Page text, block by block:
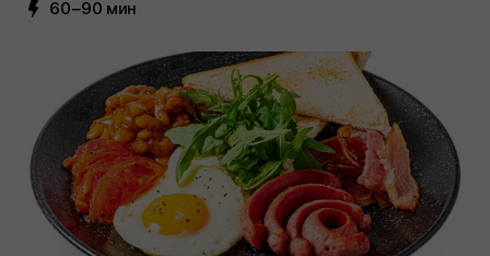
60−90 мин